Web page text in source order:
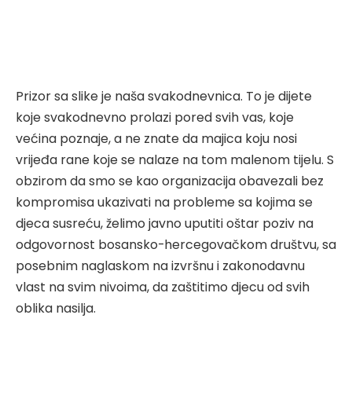
Prizor sa slike je naša svakodnevnica. To je dijete
koje svakodnevno prolazi pored svih vas, koje
većina poznaje, a ne znate da majica koju nosi
vrijeđa rane koje se nalaze na tom malenom tijelu. S
obzirom da smo se kao organizacija obavezali bez
kompromisa ukazivati na probleme sa kojima se
djeca susreću, želimo javno uputiti oštar poziv na
odgovornost bosansko-hercegovačkom društvu, sa
posebnim naglaskom na izvršnu i zakonodavnu
vlast na svim nivoima, da zaštitimo djecu od svih
oblika nasilja.